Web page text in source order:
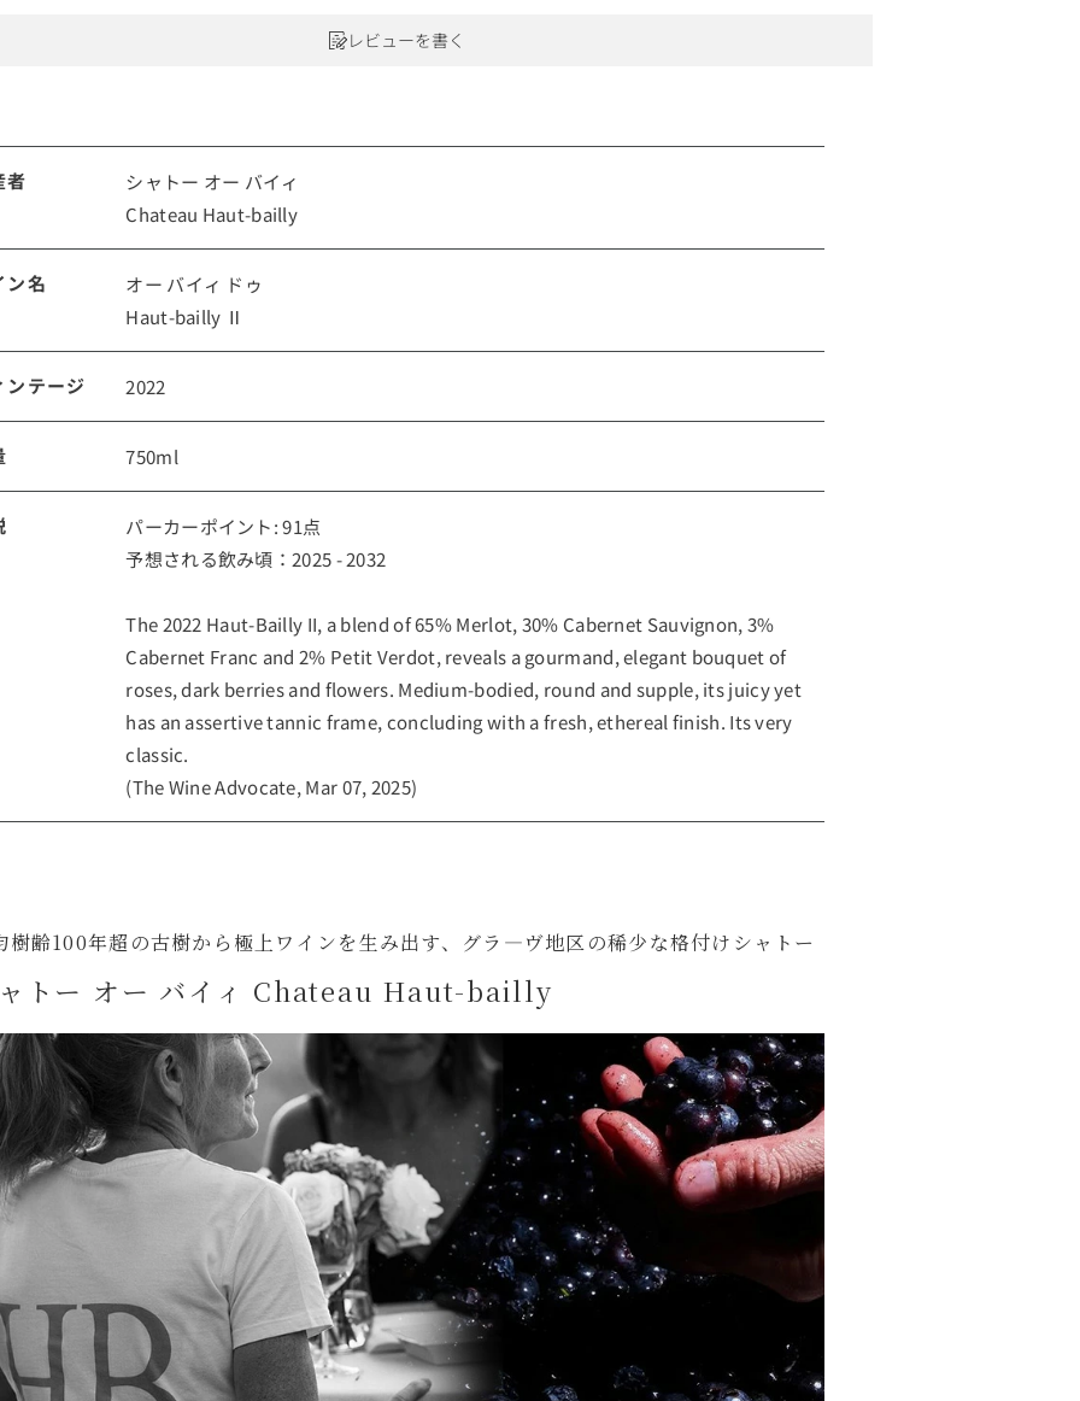
レビューを書く
者
シャトー オー バイィ
Chateau Haut-bailly
ン名
オー バイィ ドゥ
Haut-bailly Ⅱ
ンテージ 2022
750ml
パーカーポイント: 91点
予想される飲み頃：2025 - 2032
The 2022 Haut-Bailly II, a blend of 65% Merlot, 30% Cabernet Sauvignon, 3%
Cabernet Franc and 2% Petit Verdot, reveals a gourmand, elegant bouquet of
roses, dark berries and flowers. Medium-bodied, round and supple, its juicy yet
has an assertive tannic frame, concluding with a fresh, ethereal finish. Its very
classic.
(The Wine Advocate, Mar 07, 2025)
樹齢100年超の古樹から極上ワインを生み出す、グラ―ヴ地区の稀少な格付けシャトー
トー オー バイィ Chateau Haut-bailly